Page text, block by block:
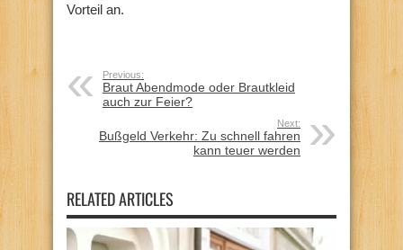
Vorteil an.
Previous:
Braut Abendmode oder Brautkleid
auch zur Feier?
Next:
Bußgeld Verkehr: Zu schnell fahren
kann teuer werden
RELATED ARTICLES